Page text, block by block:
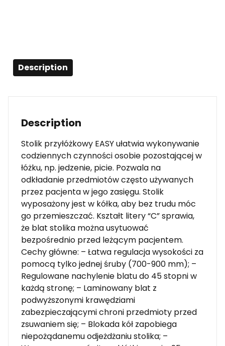
Description
Description
Stolik przyłóżkowy EASY ułatwia wykonywanie
codziennych czynności osobie pozostającej w
łóżku, np. jedzenie, picie. Pozwala na
odkładanie przedmiotów często używanych
przez pacjenta w jego zasięgu. Stolik
wyposażony jest w kółka, aby bez trudu móc
go przemieszczać. Kształt litery “C” sprawia,
że blat stolika można usytuować
bezpośrednio przed leżącym pacjentem.
Cechy główne: – Łatwa regulacja wysokości za
pomocą tylko jednej śruby (700-900 mm); –
Regulowane nachylenie blatu do 45 stopni w
każdą stronę; – Laminowany blat z
podwyższonymi krawędziami
zabezpieczającymi chroni przedmioty przed
zsuwaniem się; – Blokada kół zapobiega
niepożądanemu odjeżdżaniu stolika; –